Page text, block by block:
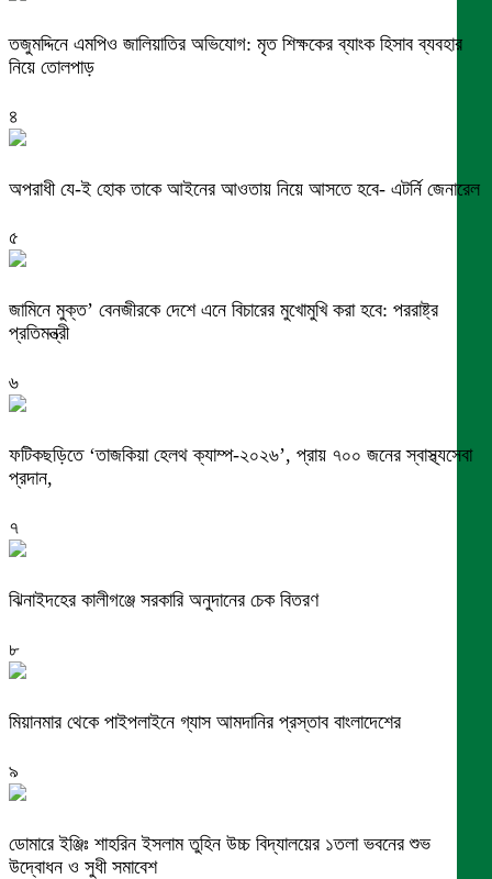
তজুমদ্দিনে এমপিও জালিয়াতির অভিযোগ: মৃত শিক্ষকের ব্যাংক হিসাব ব্যবহার
নিয়ে তোলপাড়
৪
অপরাধী যে-ই হোক তাকে আইনের আওতায় নিয়ে আসতে হবে- এটর্নি জেনারেল
৫
জামিনে মুক্ত’ বেনজীরকে দেশে এনে বিচারের মুখোমুখি করা হবে: পররাষ্ট্র
প্রতিমন্ত্রী
৬
ফটিকছড়িতে ‘তাজকিয়া হেলথ ক্যাম্প-২০২৬’, প্রায় ৭০০ জনের স্বাস্থ্যসেবা
প্রদান,
৭
ঝিনাইদহের কালীগঞ্জে সরকারি অনুদানের চেক বিতরণ
৮
মিয়ানমার থেকে পাইপলাইনে গ্যাস আমদানির প্রস্তাব বাংলাদেশের
৯
ডোমারে ইঞ্জিঃ শাহরিন ইসলাম তুহিন উচ্চ বিদ্যালয়ের ১তলা ভবনের শুভ
উদ্বোধন ও সুধী সমাবেশ